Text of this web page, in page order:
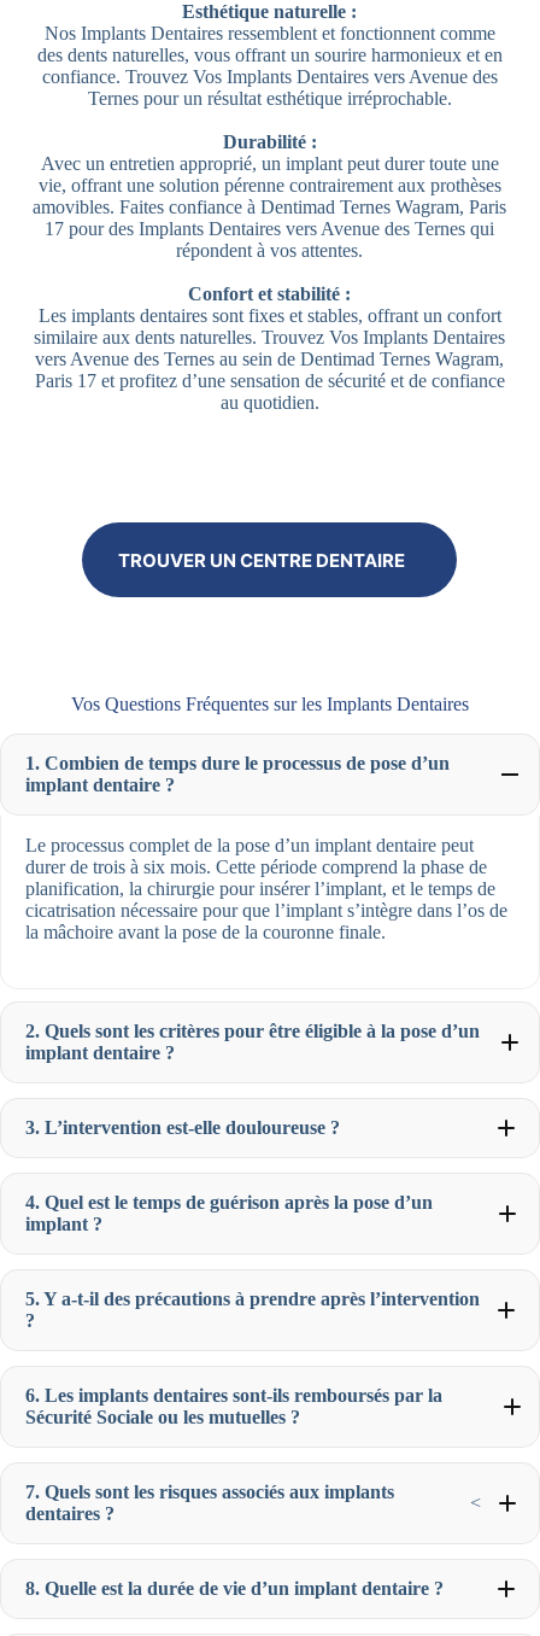
Esthétique naturelle :
Nos Implants Dentaires ressemblent et fonctionnent comme
des dents naturelles, vous offrant un sourire harmonieux et en
confiance. Trouvez Vos Implants Dentaires vers Avenue des
Ternes pour un résultat esthétique irréprochable.
Durabilité :
Avec un entretien approprié, un implant peut durer toute une
vie, offrant une solution pérenne contrairement aux prothèses
amovibles. Faites confiance à Dentimad Ternes Wagram, Paris
17 pour des Implants Dentaires vers Avenue des Ternes qui
répondent à vos attentes.
Confort et stabilité :
Les implants dentaires sont fixes et stables, offrant un confort
similaire aux dents naturelles. Trouvez Vos Implants Dentaires
vers Avenue des Ternes au sein de Dentimad Ternes Wagram,
Paris 17 et profitez d’une sensation de sécurité et de confiance
au quotidien.
TROUVER UN CENTRE DENTAIRE
Vos Questions Fréquentes sur les Implants Dentaires
1. Combien de temps dure le processus de pose d’un
implant dentaire ?
Le processus complet de la pose d’un implant dentaire peut
durer de trois à six mois. Cette période comprend la phase de
planification, la chirurgie pour insérer l’implant, et le temps de
cicatrisation nécessaire pour que l’implant s’intègre dans l’os de
la mâchoire avant la pose de la couronne finale.
2. Quels sont les critères pour être éligible à la pose d’un
implant dentaire ?
3. L’intervention est-elle douloureuse ?
4. Quel est le temps de guérison après la pose d’un
implant ?
5. Y a-t-il des précautions à prendre après l’intervention
?
6. Les implants dentaires sont-ils remboursés par la
Sécurité Sociale ou les mutuelles ?
7. Quels sont les risques associés aux implants
dentaires ?
<
8. Quelle est la durée de vie d’un implant dentaire ?